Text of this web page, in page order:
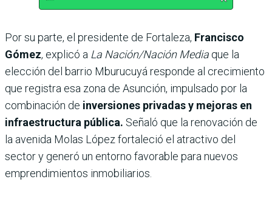
Por su parte, el presidente de Fortaleza, Francisco
Gómez, explicó a La Nación/Nación Media que la
elección del barrio Mburucuyá responde al crecimiento
que registra esa zona de Asunción, impulsado por la
combinación de inversiones privadas y mejoras en
infraestructura pública. Señaló que la renovación de
la avenida Molas López fortaleció el atractivo del
sector y generó un entorno favorable para nuevos
emprendimientos inmobiliarios.